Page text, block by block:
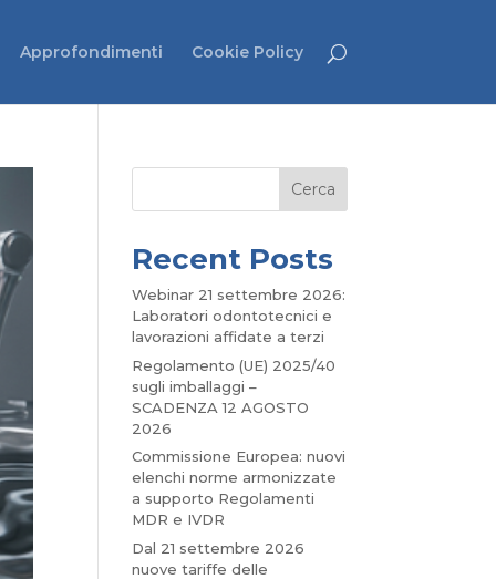
Approfondimenti Cookie Policy
Cerca
Recent Posts
Webinar 21 settembre 2026:
Laboratori odontotecnici e
lavorazioni affidate a terzi
Regolamento (UE) 2025/40
sugli imballaggi –
SCADENZA 12 AGOSTO
2026
Commissione Europea: nuovi
elenchi norme armonizzate
a supporto Regolamenti
MDR e IVDR
Dal 21 settembre 2026
nuove tariffe delle